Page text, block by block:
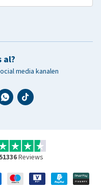
al?
media kanalen
Reviews